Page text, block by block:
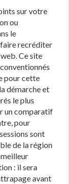
sur votre
ou
le
faire recréditer
Ce site
pour cette
démarche et
le plus
un comparatif
pour
sont
de la région
: il sera
avant